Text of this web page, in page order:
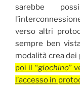
sarebbe
verso altri
sempre ben
modalità crea dei
poi il “giochino”
l’accesso in